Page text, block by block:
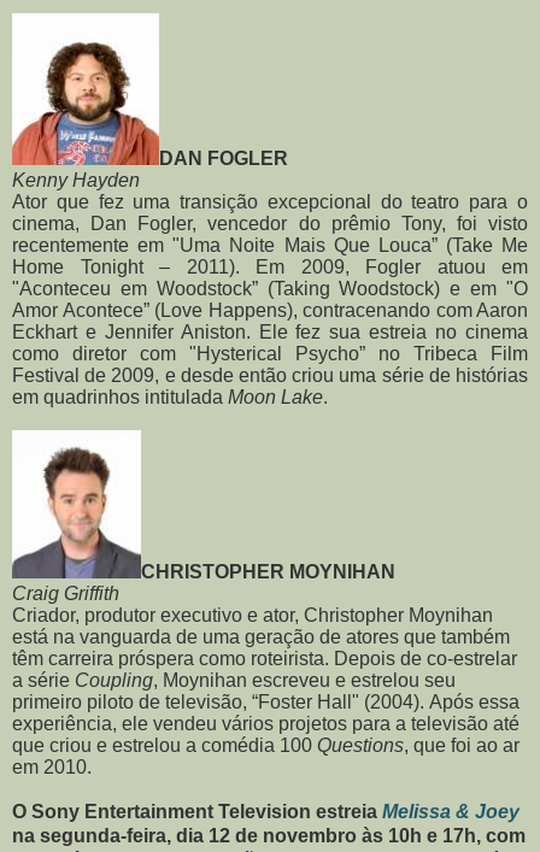
DAN FOGLER
Kenny Hayden
Ator que fez uma transição excepcional do teatro para o
cinema, Dan Fogler, vencedor do prêmio Tony, foi visto
recentemente em "Uma Noite Mais Que Louca” (Take Me
Home Tonight – 2011). Em 2009, Fogler atuou em
"Aconteceu em Woodstock” (Taking Woodstock) e em "O
Amor Acontece” (Love Happens), contracenando com Aaron
Eckhart e Jennifer Aniston. Ele fez sua estreia no cinema
como diretor com "Hysterical Psycho” no Tribeca Film
Festival de 2009, e desde então criou uma série de histórias
em quadrinhos intitulada Moon Lake.
CHRISTOPHER MOYNIHAN
Craig Griffith
Criador, produtor executivo e ator, Christopher Moynihan
está na vanguarda de uma geração de atores que também
têm carreira próspera como roteirista. Depois de co-estrelar
a série Coupling, Moynihan escreveu e estrelou seu
primeiro piloto de televisão, “Foster Hall" (2004). Após essa
experiência, ele vendeu vários projetos para a televisão até
que criou e estrelou a comédia 100 Questions, que foi ao ar
em 2010.
O Sony Entertainment Television estreia Melissa & Joey
na segunda-feira, dia 12 de novembro às 10h e 17h, com